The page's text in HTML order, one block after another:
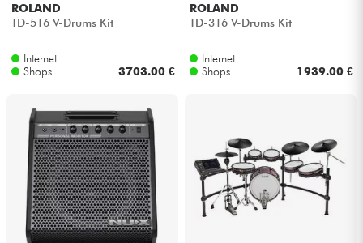
ROLAND
TD-516 V-Drums Kit
Internet
Shops
3703.00 €
ROLAND
TD-316 V-Drums Kit
Internet
Shops
1939.00 €